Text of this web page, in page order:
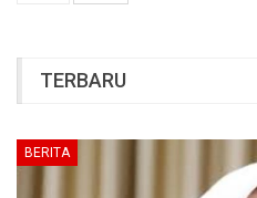
TERBARU
BERITA